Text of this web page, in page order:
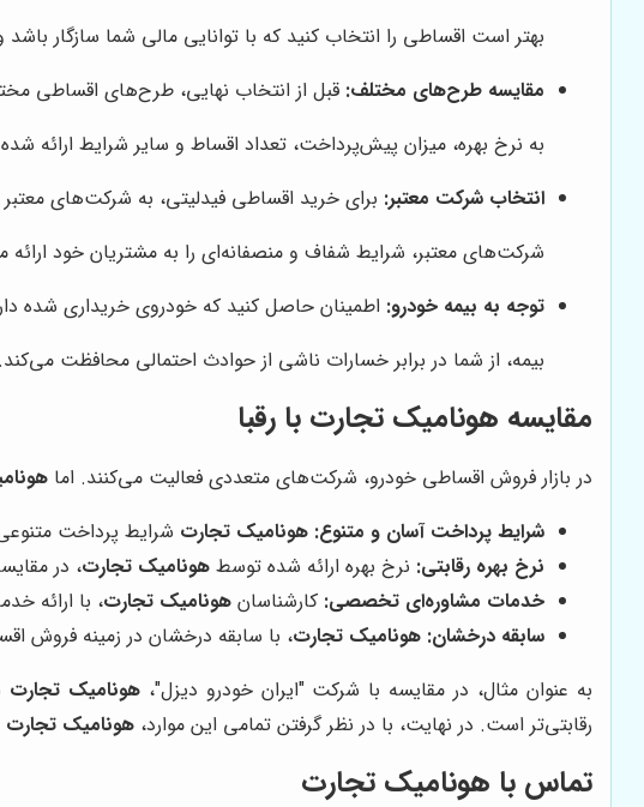
بهتر است اقساطی را انتخاب کنید که با توانایی مالی شما سازگار
مقایسه طرح‌های مختلف: قبل از انتخاب نهایی، طرح‌های اقساطی
به نرخ بهره، میزان پیش‌پرداخت، تعداد اقساط و سایر شرایط ارائه
انتخاب شرکت معتبر: برای خرید اقساطی فیدلیتی، به شرکت‌های
شرکت‌های معتبر، شرایط شفاف و منصفانه‌ای را به مشتریان خود
توجه به بیمه خودرو: اطمینان حاصل کنید که خودروی خریداری شده
بیمه، از شما در برابر خسارات ناشی از حوادث احتمالی محافظت می‌کند.
مقایسه هونامیک تجارت با رقبا
در بازار فروش اقساطی خودرو، شرکت‌های متعددی فعالیت می‌کنند. اما
شرایط پرداخت آسان و متنوع: هونامیک تجارت شرایط پرداخت متنوعی
نرخ بهره رقابتی: نرخ بهره ارائه شده توسط هونامیک تجارت، در
خدمات مشاوره‌ای تخصصی: کارشناسان هونامیک تجارت، با ارائه
سابقه درخشان: هونامیک تجارت، با سابقه درخشان در زمینه فروش
به عنوان مثال، در مقایسه با شرکت "ایران خودرو دیزل"،هونامیک تجارت
رقابتی‌تر است. در نهایت، با در نظر گرفتن تمامی این موارد، هونامیک تجارت
تماس با هونامیک تجارت